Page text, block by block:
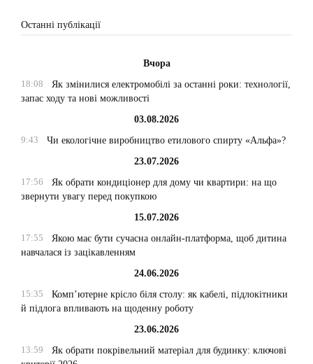
Останні публікації
Вчора
18:08
Як змінилися електромобілі за останні роки: технології,
запас ходу та нові можливості
03.08.2026
9:43
Чи екологічне виробництво етилового спирту «Альфа»?
23.07.2026
17:56
Як обрати кондиціонер для дому чи квартири: на що
звернути увагу перед покупкою
15.07.2026
17:55
Якою має бути сучасна онлайн-платформа, щоб дитина
навчалася із зацікавленням
24.06.2026
15:35
Комп’ютерне крісло біля столу: як кабелі, підлокітники
й підлога впливають на щоденну роботу
23.06.2026
13:59
Як обрати покрівельний матеріал для будинку: ключові